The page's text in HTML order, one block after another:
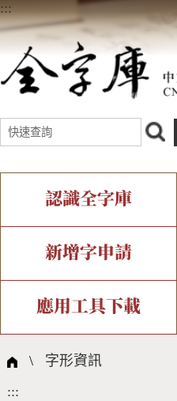
:::
認識全字庫
全字庫介紹
中文碼介紹
國際字碼相關組織
IDS查詢
複合查詢
筆畫查詢
新增字申請
新字申請處理流程
字形即時顯示
全字庫授權
應用工具下載
個人電腦造字處理工具
問題集
\ 字形資訊
:::